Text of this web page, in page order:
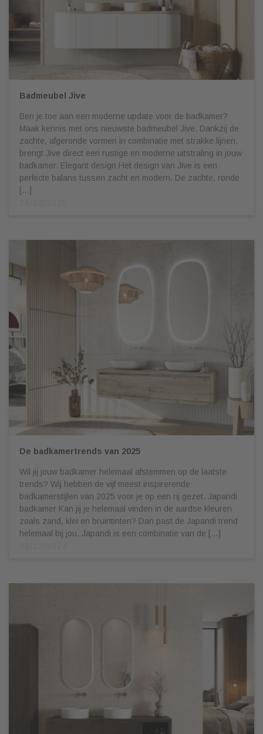
Badmeubel Jive
Ben je toe aan een moderne update voor de badkamer?
Maak kennis met ons nieuwste badmeubel Jive. Dankzij de
zachte, afgeronde vormen in combinatie met strakke lijnen,
brengt Jive direct een rustige en moderne uitstraling in jouw
badkamer. Elegant design Het design van Jive is een
perfecte balans tussen zacht en modern. De zachte, ronde
[…]
De badkamertrends van 2025
Wil jij jouw badkamer helemaal afstemmen op de laatste
trends? Wij hebben de vijf meest inspirerende
badkamerstijlen van 2025 voor je op een rij gezet. Japandi
badkamer Kan jij je helemaal vinden in de aardse kleuren
zoals zand, klei en bruintinten? Dan past de Japandi trend
helemaal bij jou. Japandi is een combinatie van de […]